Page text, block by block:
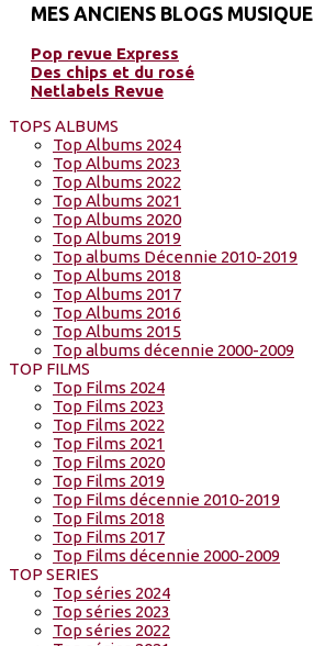
MES ANCIENS BLOGS MUSIQUE
Pop revue Express
Des chips et du rosé
Netlabels Revue
TOPS ALBUMS
Top Albums 2024
Top Albums 2023
Top Albums 2022
Top Albums 2021
Top Albums 2020
Top Albums 2019
Top albums Décennie 2010-2019
Top Albums 2018
Top Albums 2017
Top Albums 2016
Top Albums 2015
Top albums décennie 2000-2009
TOP FILMS
Top Films 2024
Top Films 2023
Top Films 2022
Top Films 2021
Top Films 2020
Top Films 2019
Top Films décennie 2010-2019
Top Films 2018
Top Films 2017
Top Films décennie 2000-2009
TOP SERIES
Top séries 2024
Top séries 2023
Top séries 2022